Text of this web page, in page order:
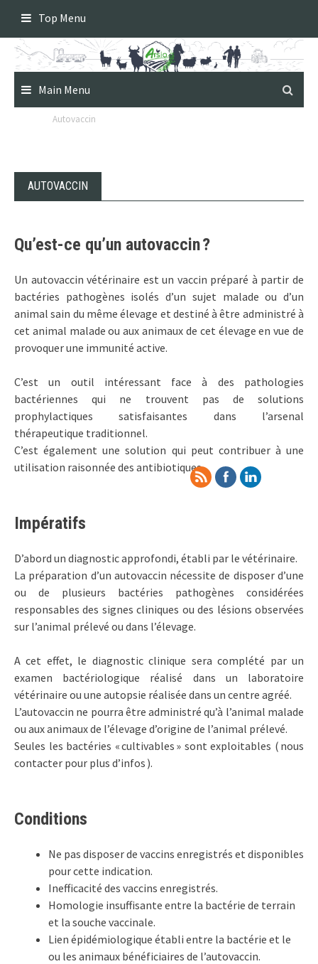
content
Top Menu
Main Menu
Autovaccin
AUTOVACCIN
Qu’est-ce qu’un autovaccin ?
Un autovaccin vétérinaire est un vaccin préparé à partir de
bactéries pathogènes isolés d’un sujet malade ou d’un
animal sain du même élevage et destiné à être administré à
cet animal malade ou aux animaux de cet élevage en vue de
provoquer une immunité active.
C’est un outil intéressant face à des pathologies
bactériennes qui ne trouvent pas de solutions
prophylactiques satisfaisantes dans l’arsenal
thérapeutique traditionnel.
C’est également une solution qui peut contribuer à une
utilisation raisonnée des antibiotiques
Impératifs
D’abord un diagnostic approfondi, établi par le vétérinaire.
La préparation d’un autovaccin nécessite de disposer d’une
ou de plusieurs bactéries pathogènes considérées
responsables des signes cliniques ou des lésions observées
sur l’animal prélevé ou dans l’élevage.
A cet effet, le diagnostic clinique sera complété par un
examen bactériologique réalisé dans un laboratoire
vétérinaire ou une autopsie réalisée dans un centre agréé.
L’autovaccin ne pourra être administré qu’à l’animal malade
ou aux animaux de l’élevage d’origine de l’animal prélevé.
Seules les bactéries « cultivables » sont exploitables ( nous
contacter pour plus d’infos ).
Conditions
Ne pas disposer de vaccins enregistrés et disponibles
pour cette indication.
Inefficacité des vaccins enregistrés.
Homologie insuffisante entre la bactérie de terrain
et la souche vaccinale.
Lien épidémiologique établi entre la bactérie et le
ou les animaux bénéficiaires de l’autovaccin.